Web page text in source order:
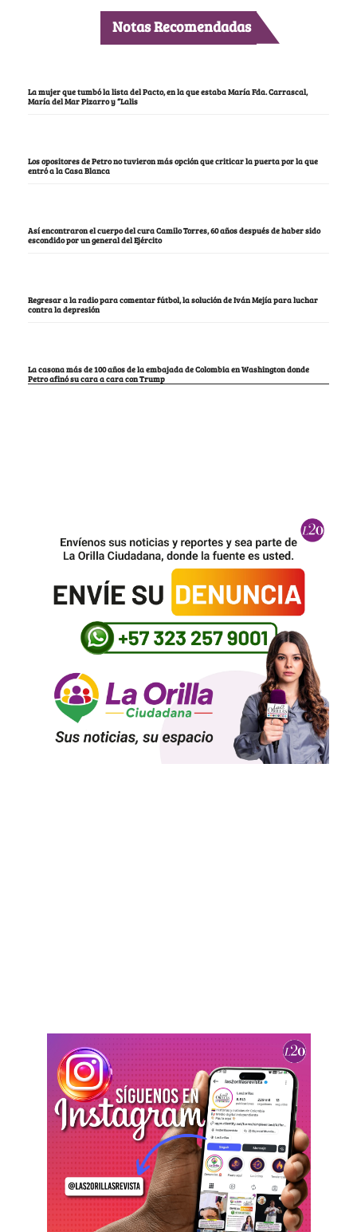
Notas Recomendadas
La mujer que tumbó la lista del Pacto, en la que estaba María Fda. Carrascal,
María del Mar Pizarro y “Lalis
Los opositores de Petro no tuvieron más opción que criticar la puerta por la que
entró a la Casa Blanca
Así encontraron el cuerpo del cura Camilo Torres, 60 años después de haber sido
escondido por un general del Ejército
Regresar a la radio para comentar fútbol, la solución de Iván Mejía para luchar
contra la depresión
La casona más de 100 años de la embajada de Colombia en Washington donde
Petro afinó su cara a cara con Trump